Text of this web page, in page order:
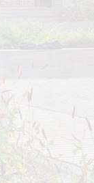
Locatie